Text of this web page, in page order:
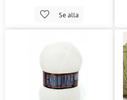
Se alla